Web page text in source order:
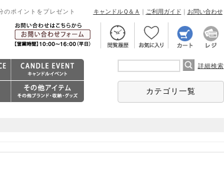
のポイントをプレゼント キャンドルＱ＆Ａ ｜ ご利用ガイド ｜ お問い合わせ
詳細検索
カテゴリ一覧